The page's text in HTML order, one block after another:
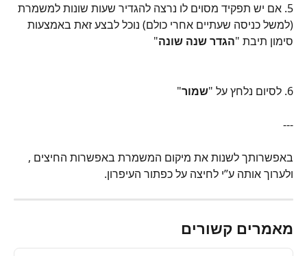
5. אם יש תפקיד מסוים לו נרצה להגדיר שעות שונות למשמרת
(למשל כניסה שעתיים אחרי כולם) נוכל לבצע זאת באמצעות
סימון תיבת "הגדר שנה שונה"
6. לסיום נלחץ על " שמור"
---
באפשרותך לשנות את מיקום המשמרת באפשרות החיצים ,
ולערוך אותה ע”י לחיצה על כפתור העיפרון.
מאמרים קשורים